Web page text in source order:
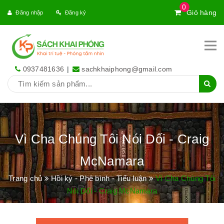
0
Giỏ hàng
Đăng nhập Đăng ký
0937481636 | sachkhaiphong@gmail.com
Vì Cha Chúng Tôi Nói Dối - Craig
McNamara
Trang chủ Hồi ký - Phê bình - Tiểu luận
Vì Cha Chúng Tôi
Nói Dối - Craig McNamara